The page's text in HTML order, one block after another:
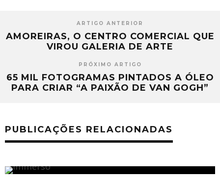
ARTIGO ANTERIOR
AMOREIRAS, O CENTRO COMERCIAL QUE
VIROU GALERIA DE ARTE
PRÓXIMO ARTIGO
65 MIL FOTOGRAMAS PINTADOS A ÓLEO
PARA CRIAR “A PAIXÃO DE VAN GOGH”
PUBLICAÇÕES RELACIONADAS